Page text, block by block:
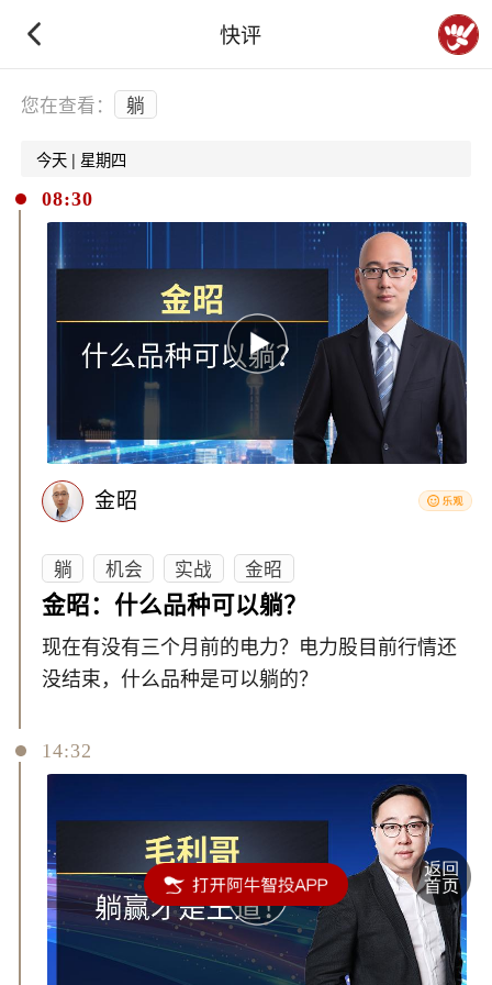
快评
下拉刷新
您在查看： 躺
今天 | 星期四
08:30
金昭
躺 机会 实战
金昭
金昭：什么品种可以躺？
现在有没有三个月前的电力？电力股目前行情还
没结束，什么品种是可以躺的？
14:32